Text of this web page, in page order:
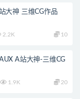
大神 三维CG作品
2.2K 10
A站大神-三维CG
1.9K 20